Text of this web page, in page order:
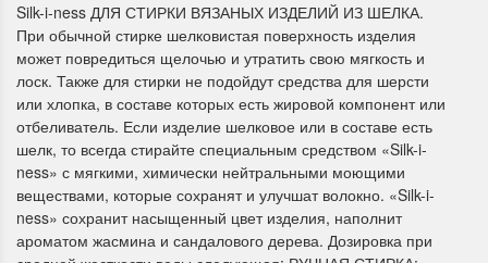
Летние Скидки
!! СКИДКА 20% ‼️ с 1 до 3 июня в
честь первого летнего дня
Чудетство...
ПОДРОБНЕЕ
Анастасия Туманова
1 июня 2024 11:29
Раритеты Дим.
На сайте пополнение
Dimensions
Спешите купить...
ПОДРОБНЕЕ
Анастасия Туманова
22 мая 2024 13:01
Silk-i-ness ДЛЯ СТИРКИ ВЯЗАНЫХ ИЗДЕЛИЙ ИЗ ШЕЛКА.
При обычной стирке шелковистая поверхность изделия
может повредиться щелочью и утратить свою мягкость и
лоск. Также для стирки не подойдут средства для шерсти
или хлопка, в составе которых есть жировой компонент или
отбеливатель. Если изделие шелковое или в составе есть
шелк, то всегда стирайте специальным средством «Silk-i-
ness» с мягкими, химически нейтральными моющими
веществами, которые сохранят и улучшат волокно. «Silk-i-
ness» сохранит насыщенный цвет изделия, наполнит
ароматом жасмина и сандалового дерева. Дозировка при